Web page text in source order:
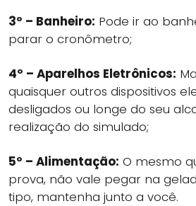
3º – Banheiro: Pode ir ao
parar o cronômetro;
4º – Aparelhos Eletrônicos:
quaisquer outros dispositivos
desligados ou longe do seu
realização do simulado;
5º – Alimentação: O mesmo
prova, não vale pegar na
tipo, mantenha junto a você.